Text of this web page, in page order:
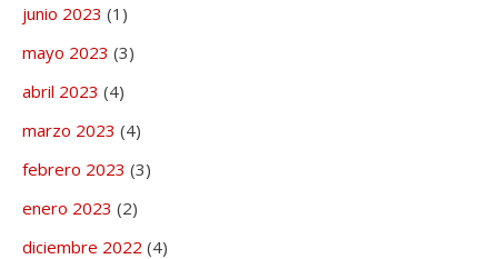
junio 2023 (1)
mayo 2023 (3)
abril 2023 (4)
marzo 2023 (4)
febrero 2023 (3)
enero 2023 (2)
diciembre 2022 (4)